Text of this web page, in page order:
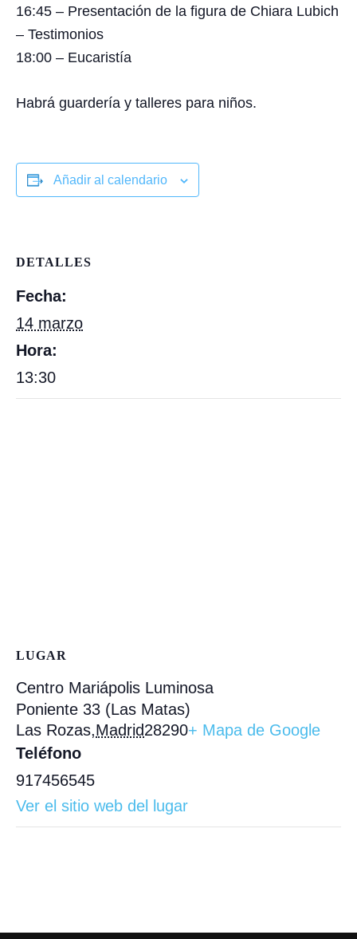
16:45 – Presentación de la figura de Chiara Lubich
– Testimonios
18:00 – Eucaristía
Habrá guardería y talleres para niños.
Añadir al calendario
DETALLES
Fecha:
14 marzo
Hora:
13:30
LUGAR
Centro Mariápolis Luminosa
Poniente 33 (Las Matas)
Las Rozas,Madrid28290+ Mapa de Google
Teléfono
917456545
Ver el sitio web del lugar